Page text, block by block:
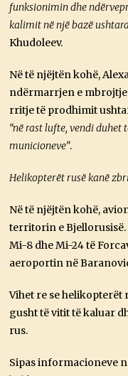
funksionimin dhe
kalimit në një bazë
Khudoleev.
Në të njëjtën kohë,
ndërmarrjen e
rritje të prodhimit
“në rast lufte, vendi
municioneve”.
Helikopterët rusë kanë
Në të njëjtën kohë,
territorin e
Mi-8 dhe Mi-24 të
aeroportin në
Vihet re se helikopterët
gusht të vitit të kaluar
rus.
Sipas informacioneve